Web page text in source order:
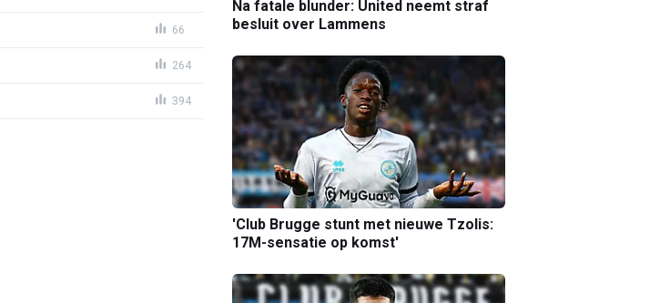
66
264
394
Na fatale blunder: United neemt straf
besluit over Lammens
'Club Brugge stunt met nieuwe Tzolis:
17M-sensatie op komst'